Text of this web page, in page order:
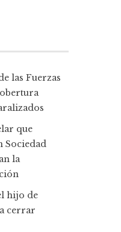
las Fuerzas
que
Sociedad
la
hijo de
cerrar